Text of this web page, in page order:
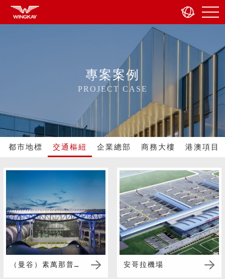
專案案例
PROJECT CASE
都市地標 交通樞紐 企業總部 商務大樓 港澳項目
（曼谷）素萬那普國際機場 安哥拉機場